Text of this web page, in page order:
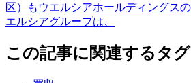
区）もウエルシアホールディングス
エルシアグループは、
この記事に関連するタグ